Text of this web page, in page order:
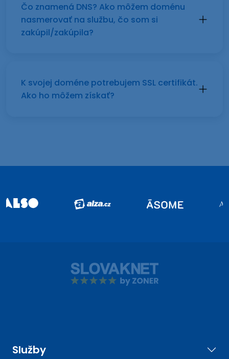
Čo znamená DNS? Ako môžem doménu
nasmerovať na službu, čo som si
zakúpil/zakúpila?
K svojej doméne potrebujem SSL certifikát.
Ako ho môžem získať?
Služby